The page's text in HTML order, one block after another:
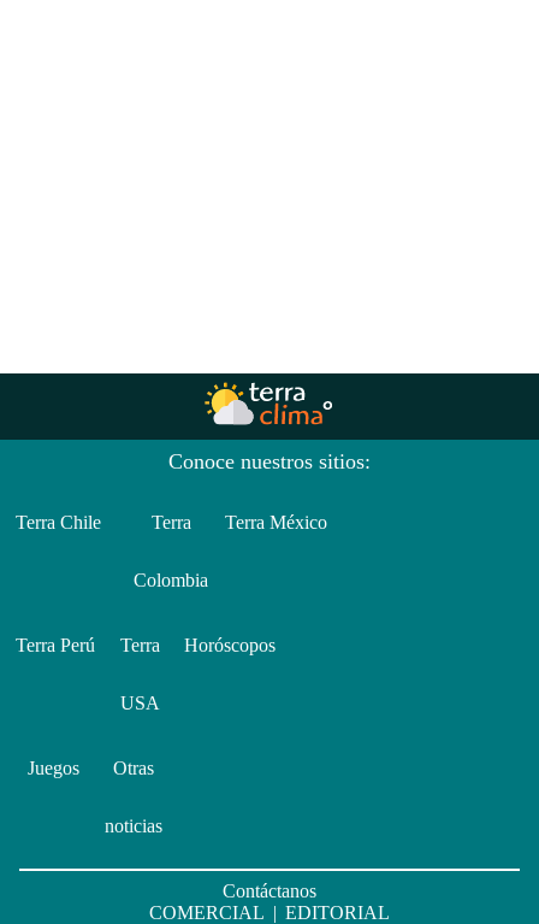
Conoce nuestros sitios:
Terra Chile Terra
Colombia
Terra México
Terra Perú Terra
USA
Horóscopos
Juegos Otras
noticias
Contáctanos
COMERCIAL | EDITORIAL